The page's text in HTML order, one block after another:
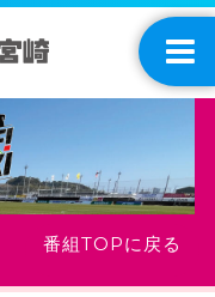
番組TOPに戻る